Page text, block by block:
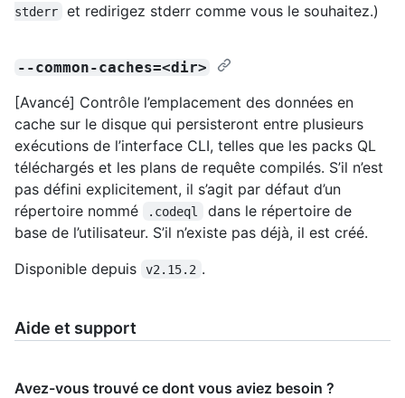
stderr
et redirigez stderr comme vous le souhaitez.)
--common-caches=<dir>
[Avancé] Contrôle l’emplacement des données en
cache sur le disque qui persisteront entre plusieurs
exécutions de l’interface CLI, telles que les packs QL
téléchargés et les plans de requête compilés. S’il n’est
pas défini explicitement, il s’agit par défaut d’un
répertoire nommé
.codeql
dans le répertoire de
base de l’utilisateur. S’il n’existe pas déjà, il est créé.
Disponible depuis
v2.15.2 .
Aide et support
Avez-vous trouvé ce dont vous aviez besoin ?